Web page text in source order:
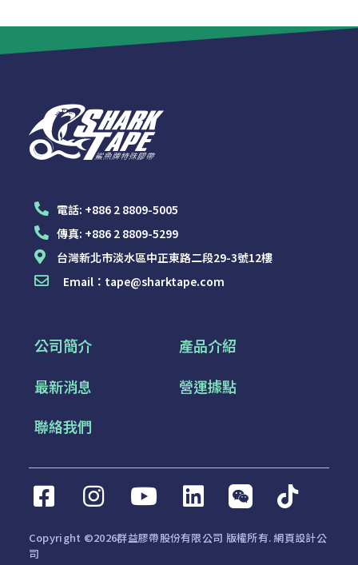
電話: +886 2 8809-5005
傳真: +886 2 8809-5299
台灣新北市淡水區中正東路二段29-3號12樓
Email： tape@sharktape.com
公司簡介
產品介紹
最新消息
營運據點
聯絡我們
Copyright ©2026群益膠帶股份有限公司 版權所有. 網頁設計公
司